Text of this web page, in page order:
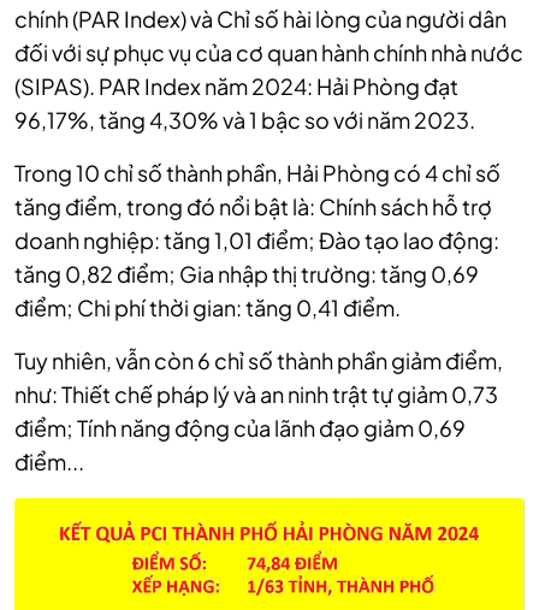
chính (PAR Index) và Chỉ số hài lòng của người dân
đối với sự phục vụ của cơ quan hành chính nhà nước
(SIPAS). PAR Index năm 2024: Hải Phòng đạt
96,17%, tăng 4,30% và 1 bậc so với năm 2023.
Trong 10 chỉ số thành phần, Hải Phòng có 4 chỉ số
tăng điểm, trong đó nổi bật là: Chính sách hỗ trợ
doanh nghiệp: tăng 1,01 điểm; Đào tạo lao động:
tăng 0,82 điểm; Gia nhập thị trường: tăng 0,69
điểm; Chi phí thời gian: tăng 0,41 điểm.
Tuy nhiên, vẫn còn 6 chỉ số thành phần giảm điểm,
như: Thiết chế pháp lý và an ninh trật tự giảm 0,73
điểm; Tính năng động của lãnh đạo giảm 0,69
điểm...